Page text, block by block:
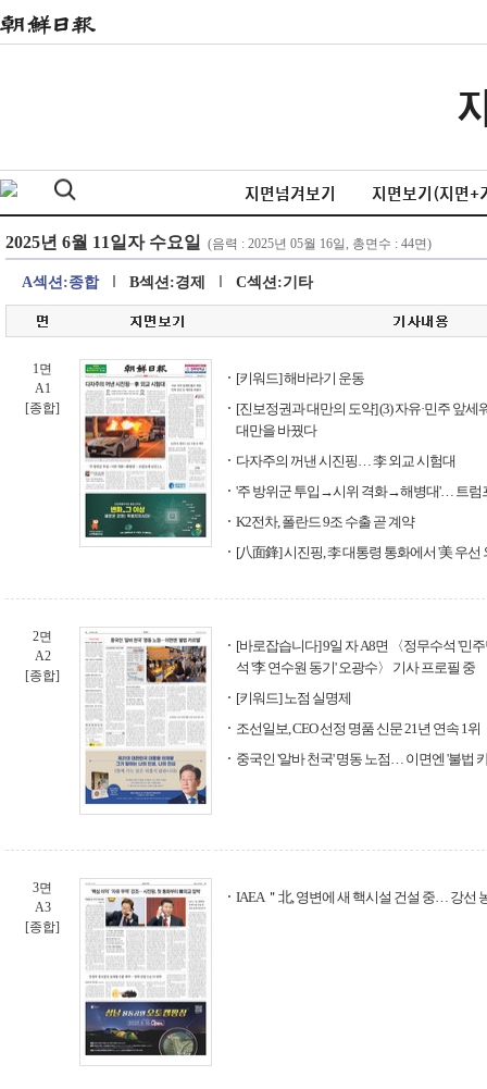
지면넘겨보기 지면보기(지면+
A섹션:종합 B섹션:경제 C섹션:기타
1면
A1
[종합]
[키워드] 해바라기 운동
[진보정권과 대만의 도약] (3) 자유·민주 앞
대만을 바꿨다
다자주의 꺼낸 시진핑… 李 외교 시험대
'주 방위군 투입→시위 격화→해병대'… 트럼
K2전차, 폴란드 9조 수출 곧 계약
[八面鋒] 시진핑, 李 대통령 통화에서 '美 우선
2면
A2
[종합]
[바로잡습니다] 9일 자 A8면 〈정무수석 '민
석 '李 연수원 동기' 오광수〉 기사 프로필 중
[키워드] 노점 실명제
조선일보, CEO 선정 명품 신문 21년 연속 1위
중국인 '알바 천국' 명동 노점… 이면엔 '불법
3면
A3
[종합]
IAEA ＂北, 영변에 새 핵시설 건설 중… 강선